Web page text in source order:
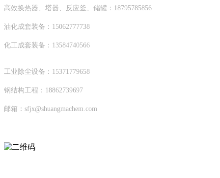
高效换热器、塔器、反应釜、储罐：18795785856
油化成套装备：15062777738
化工成套装备：13584740566
工业除尘设备：15371779658
钢结构工程：18862739697
邮箱：sfjx@shuangmachem.com